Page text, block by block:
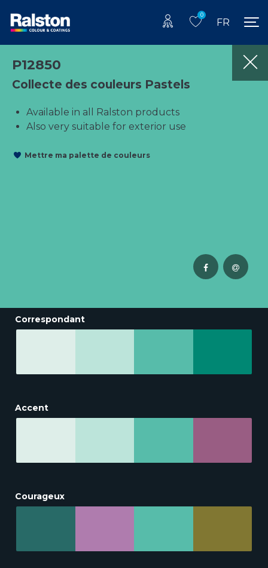
0
FR
P12850
Collecte des couleurs Pastels
Available in all Ralston products
Also very suitable for exterior use
Mettre ma palette de couleurs
Correspondant
Accent
Courageux